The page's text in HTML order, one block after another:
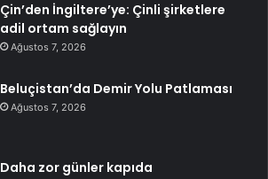
Çin’den İngiltere’ye: Çinli şirketlere
adil ortam sağlayın
Ağustos 7, 2026
Beluçistan’da Demir Yolu Patlaması
Ağustos 7, 2026
Daha zor günler kapıda